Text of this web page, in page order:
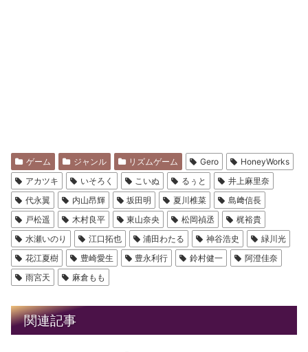
ゲーム ジャンル リズムゲーム Gero
HoneyWorks
アカツキ
いそろく こいぬ るぅと
井上麻里奈
代永翼
内山昂輝 坂田明 夏川椎菜
島﨑信長
戸松遥
木村良平 東山奈央 松岡禎丞
梶裕貴
水瀬いのり
江口拓也 浦田わたる 神谷浩史
緑川光
花江夏樹
豊崎愛生 豊永利行 鈴村健一
阿澄佳奈
雨宮天
麻倉もも
関連記事